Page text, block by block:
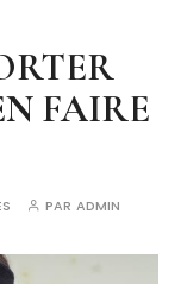
FAIRE
PAR ADMIN